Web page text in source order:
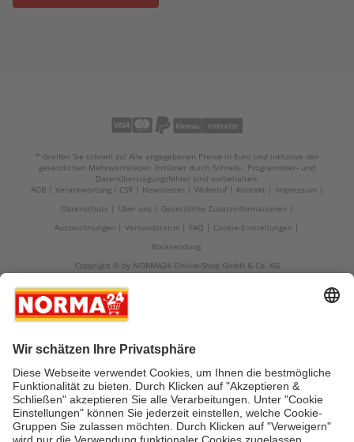
* Greifen Sie schnell zu! Alle angegebenen Preise in Euro und inklusive der
gesetzlichen Mehrwertsteuer. Irrtümer durch Schreib-, Programmier- und
Datenübertragungsfehler sind vorbehalten.
AGB
Verantwortung / CSR Newsletter Widerruf Kontakt
Impressum
Datenschutz
Über uns
Gesetzliche Zusatzinformationen
Auszeichnungen
Versandstatus FAQ
Cookie-Einstellungen
Rücksendung
Copyright © by NORMA24 Online-Shop GmbH & Co. KG